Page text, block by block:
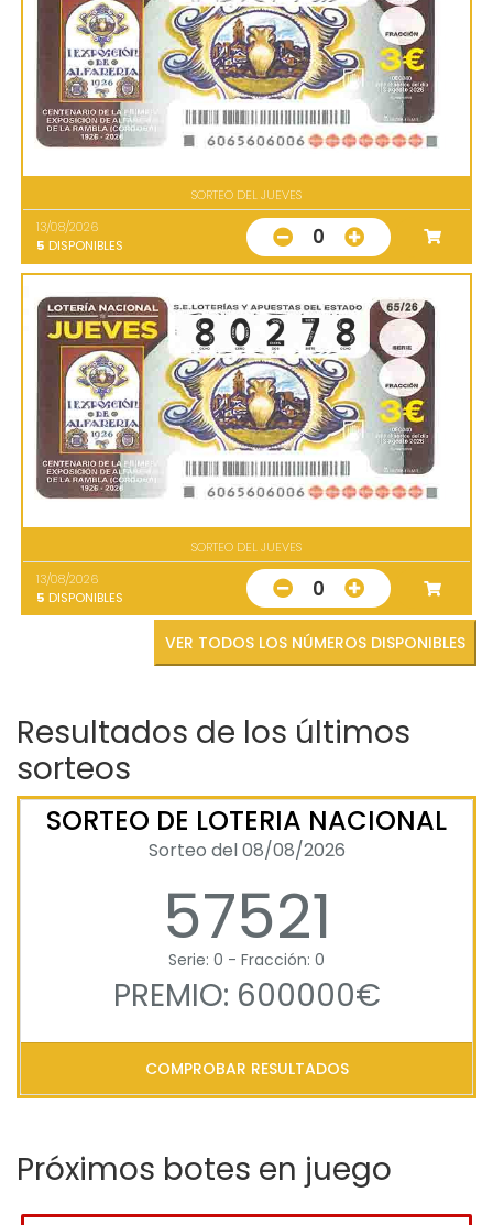
SORTEO DEL JUEVES
13/08/2026
5 DISPONIBLES 0
SORTEO DEL JUEVES
13/08/2026
5 DISPONIBLES 0
VER TODOS LOS NÚMEROS DISPONIBLES
Resultados de los últimos
sorteos
SORTEO DE LOTERIA NACIONAL
Sorteo del 08/08/2026
57521
Serie: 0 - Fracción: 0
PREMIO: 600000€
COMPROBAR RESULTADOS
Próximos botes en juego